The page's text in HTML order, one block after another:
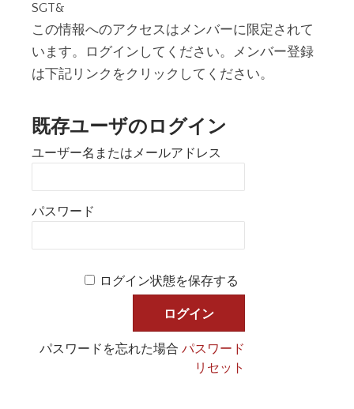
SGT&
この情報へのアクセスはメンバーに限定されて
います。ログインしてください。メンバー登録
は下記リンクをクリックしてください。
既存ユーザのログイン
ユーザー名またはメールアドレス
パスワード
ログイン状態を保存する
パスワードを忘れた場合パスワード
リセット